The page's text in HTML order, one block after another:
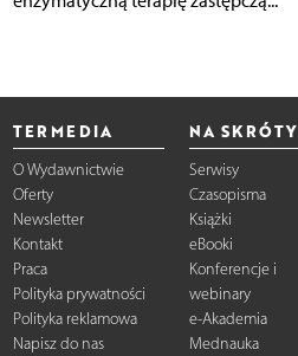
TERMEDIA
O Wydawnictwie
Oferty
Newsletter
Kontakt
Praca
Polityka prywatności
Polityka reklamowa
Napisz do nas
NA SKRÓTY
Serwisy
Czasopisma
Książki
eBooki
Konferencje i
webinary
e-Akademia
Mednauka